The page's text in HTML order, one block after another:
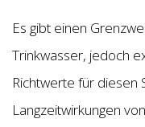
Es gibt einen
Trinkwasser, jedoch
Richtwerte für diesen
Langzeitwirkungen